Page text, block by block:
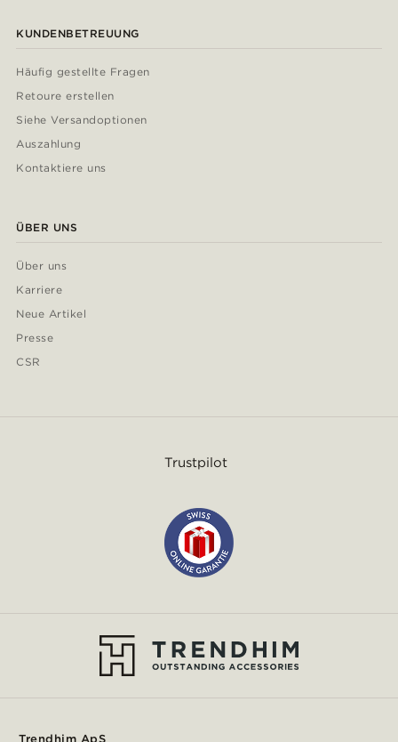
KUNDENBETREUUNG
Häufig gestellte Fragen
Retoure erstellen
Siehe Versandoptionen
Auszahlung
Kontaktiere uns
ÜBER UNS
Über uns
Karriere
Neue Artikel
Presse
CSR
Trustpilot
Trendhim ApS